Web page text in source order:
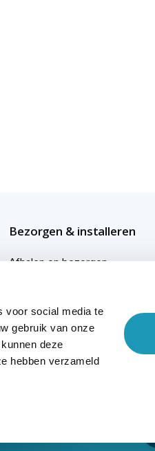
voor social media te
gebruik van onze
deze
hebben verzameld
Bezorgen & installeren
Afhalen en bezorgen
Bezorginformatie
Professional services